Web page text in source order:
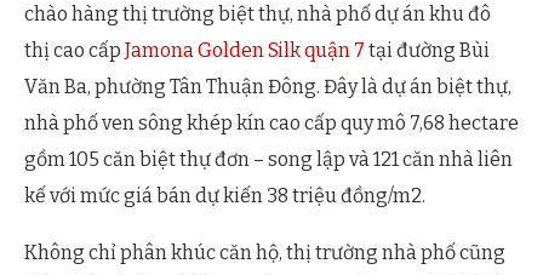
chào hàng thị trường biệt thự, nhà phố dự án khu đô
thị cao cấp Jamona Golden Silk quận 7 tại đường Bùi
Văn Ba, phường Tân Thuận Đông. Đây là dự án biệt thự,
nhà phố ven sông khép kín cao cấp quy mô 7,68 hectare
gồm 105 căn biệt thự đơn – song lập và 121 căn nhà liên
kế với mức giá bán dự kiến 38 triệu đồng/m2.
Không chỉ phân khúc căn hộ, thị trường nhà phố cũng